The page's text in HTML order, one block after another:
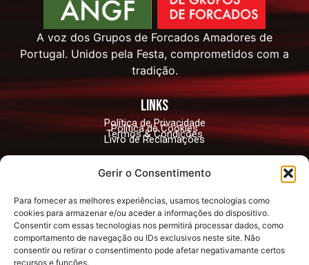
Gerir o Consentimento
Para fornecer as melhores experiências, usamos tecnologias como
cookies para armazenar e/ou aceder a informações do dispositivo.
Consentir com essas tecnologias nos permitirá processar dados, como
comportamento de navegação ou IDs exclusivos neste site. Não
consentir ou retirar o consentimento pode afetar negativamante certos
recursos e funções.
A voz dos Grupos de Forcados Amadores de
Portugal. Unidos pela Festa, comprometidos com a
tradição.
links
Política de Privacidade
Política de Cookies
Termos & Condições
Livro de Reclamações
contactos
Largo António Santos Jorge no12, 2890-042
Alcochete
Redes Sociais